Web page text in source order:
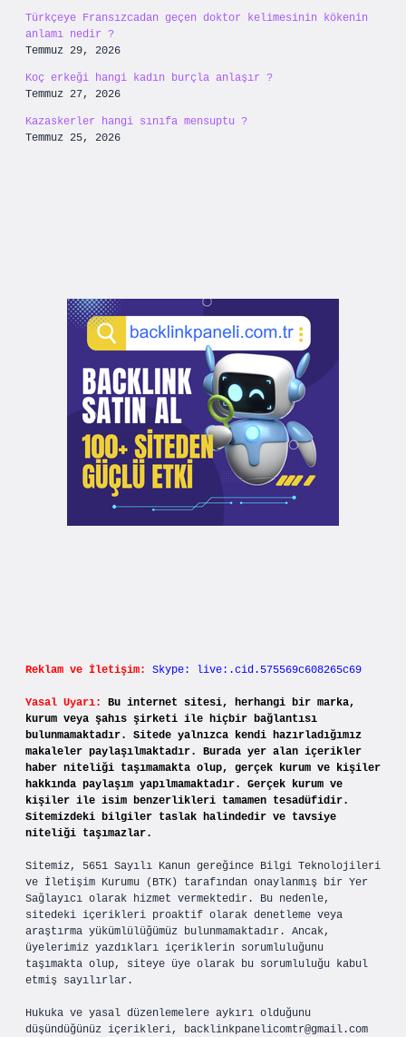
Türkçeye Fransızcadan geçen doktor kelimesinin kökenin
anlamı nedir ?
Temmuz 29, 2026
Koç erkeği hangi kadın burçla anlaşır ?
Temmuz 27, 2026
Kazaskerler hangi sınıfa mensuptu ?
Temmuz 25, 2026
Reklam ve İletişim: Skype: live:.cid.575569c608265c69
Yasal Uyarı:
Bu internet sitesi, herhangi bir marka,
kurum veya şahıs şirketi ile hiçbir bağlantısı
bulunmamaktadır. Sitede yalnızca kendi hazırladığımız
makaleler paylaşılmaktadır. Burada yer alan içerikler
haber niteliği taşımamakta olup, gerçek kurum ve kişiler
hakkında paylaşım yapılmamaktadır. Gerçek kurum ve
kişiler ile isim benzerlikleri tamamen tesadüfidir.
Sitemizdeki bilgiler taslak halindedir ve tavsiye
niteliği taşımazlar.
Sitemiz, 5651 Sayılı Kanun gereğince Bilgi Teknolojileri
ve İletişim Kurumu (BTK) tarafından onaylanmış bir Yer
Sağlayıcı olarak hizmet vermektedir. Bu nedenle,
sitedeki içerikleri proaktif olarak denetleme veya
araştırma yükümlülüğümüz bulunmamaktadır. Ancak,
üyelerimiz yazdıkları içeriklerin sorumluluğunu
taşımakta olup, siteye üye olarak bu sorumluluğu kabul
etmiş sayılırlar.
Hukuka ve yasal düzenlemelere aykırı olduğunu
düşündüğünüz içerikleri, backlinkpanelicomtr@gmail.com